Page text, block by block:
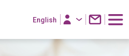
English